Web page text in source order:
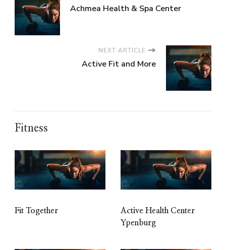
Achmea Health & Spa Center
NEXT ARTICLE
Active Fit and More
Fitness
Fit Together
Active Health Center
Ypenburg